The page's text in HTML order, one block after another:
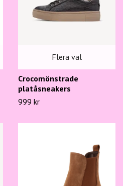
Flera val
Crocomönstrade
platåsneakers
999 kr